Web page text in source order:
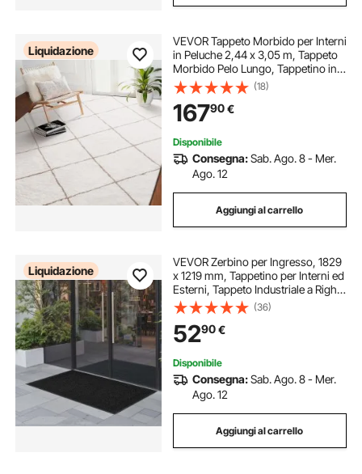
Liquidazione
VEVOR Tappeto Morbido per Interni
in Peluche 2,44 x 3,05 m, Tappeto
Morbido Pelo Lungo, Tappetino in
Peluche per Camera da Letto
Soggiorno Salotto Studio,
Antiscivolo, Beige
(18)
16790€
Disponibile
Consegna:Sab. Ago. 8 - Mer.
Ago. 12
Aggiungi al carrello
Liquidazione
VEVOR Zerbino per Ingresso, 1829
x 1219 mm, Tappetino per Interni ed
Esterni, Tappeto Industriale a Righe
con Supporto, Tappeto d'Ingresso
Lavabile Resistente per Corridoio,
Balcone, Grigio
(36)
5290€
Disponibile
Consegna:Sab. Ago. 8 - Mer.
Ago. 12
Aggiungi al carrello